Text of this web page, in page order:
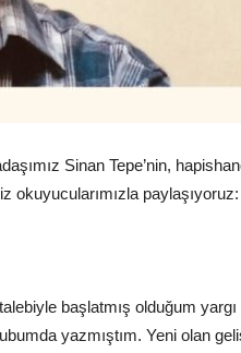
Sinan Tepe’nin,
okuyucularımızla paylaşıyoruz:
başlatmış olduğum
yazmıştım. Yeni olan